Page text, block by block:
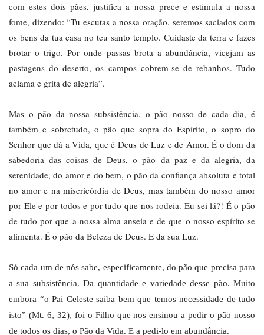
com estes dois pães, justifica a nossa prece e estimula a nossa
fome, dizendo: “Tu escutas a nossa oração, seremos saciados com
os bens da tua casa no teu santo templo. Cuidaste da terra e fazes
brotar o trigo. Por onde passas brota a abundância, vicejam as
pastagens do deserto, os campos cobrem-se de rebanhos. Tudo
aclama e grita de alegria”.
Mas o pão da nossa subsistência, o pão nosso de cada dia, é
também e sobretudo, o pão que sopra do Espírito, o sopro do
Senhor que dá a Vida, que é Deus de Luz e de Amor. É o dom da
sabedoria das coisas de Deus, o pão da paz e da alegria, da
serenidade, do amor e do bem, o pão da confiança absoluta e total
no amor e na misericórdia de Deus, mas também do nosso amor
por Ele e por todos e por tudo que nos rodeia. Eu sei lá?! É o pão
de tudo por que a nossa alma anseia e de que o nosso espírito se
alimenta. É o pão da Beleza de Deus. E da sua Luz.
Só cada um de nós sabe, especificamente, do pão que precisa para
a sua subsistência. Da quantidade e variedade desse pão. Muito
embora “o Pai Celeste saiba bem que temos necessidade de tudo
isto” (Mt. 6, 32), foi o Filho que nos ensinou a pedir o pão nosso
de todos os dias, o Pão da Vida. E a pedi-lo em abundância.